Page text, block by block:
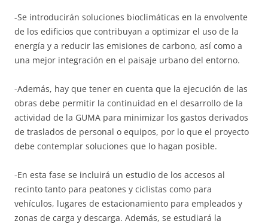
-Se introducirán soluciones bioclimáticas en la envolvente
de los edificios que contribuyan a optimizar el uso de la
energía y a reducir las emisiones de carbono, así como a
una mejor integración en el paisaje urbano del entorno.
-Además, hay que tener en cuenta que la ejecución de las
obras debe permitir la continuidad en el desarrollo de la
actividad de la GUMA para minimizar los gastos derivados
de traslados de personal o equipos, por lo que el proyecto
debe contemplar soluciones que lo hagan posible.
-En esta fase se incluirá un estudio de los accesos al
recinto tanto para peatones y ciclistas como para
vehículos, lugares de estacionamiento para empleados y
zonas de carga y descarga. Además, se estudiará la